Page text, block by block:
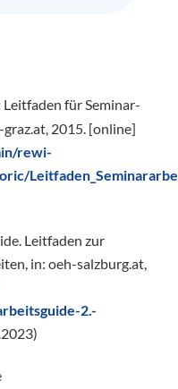
für Seminar-
2015. [online]
rewi-
Leitfaden zur
in: oeh-salzburg.at,
2.-